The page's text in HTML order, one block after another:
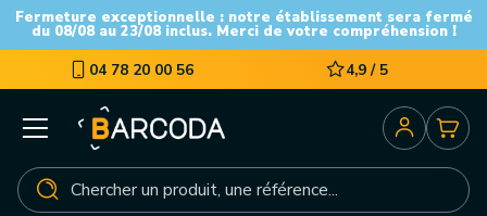
Fermeture exceptionnelle : notre établissement sera fermé
du 08/08 au 23/08 inclus. Merci de votre compréhension !
04 78 20 00 56 4,9 / 5